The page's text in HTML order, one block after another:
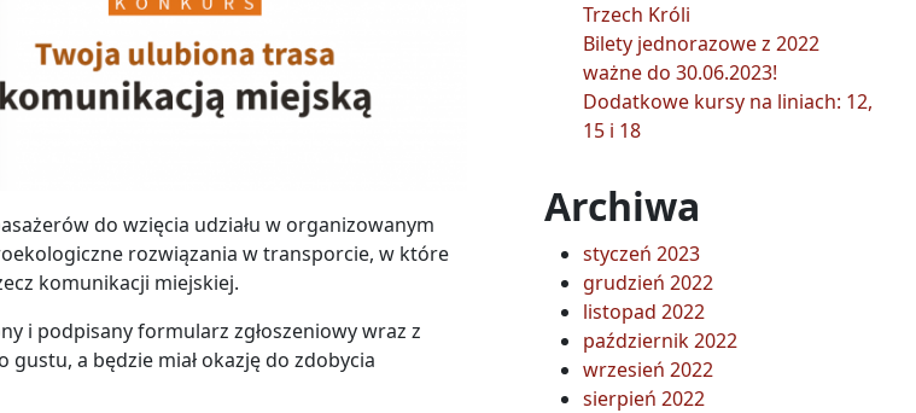
do wzięcia udziału w organizowanym
rozwiązania w transporcie, w które
komunikacji miejskiej.
i podpisany formularz zgłoszeniowy wraz z
a będzie miał okazję do zdobycia
Trzech Króli
Bilety jednorazowe z 2022
ważne do 30.06.2023!
Dodatkowe kursy na liniach: 12,
15 i 18
Archiwa
styczeń 2023
grudzień 2022
listopad 2022
październik 2022
wrzesień 2022
sierpień 2022